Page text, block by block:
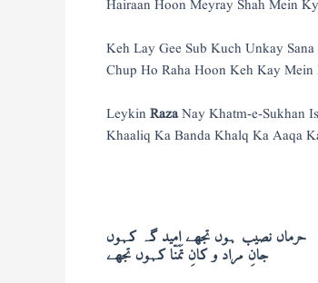
Hairaan Hoon Meyray Shah Mein
Keh Lay Gee Sub Kuch Unkay
Chup Ho Raha Hoon Keh Kay
LeykinRazaNay Khatm-e-Sukhan
Khaaliq Ka Banda Khalq Ka Aaqa
حرماں نصیب ہوں تجھے امید گہ کہوں
جانِ مراد و کانِ تَمَنّا کہوں تجھے